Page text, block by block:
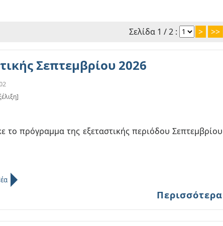
Σελίδα 1 / 2 : > >>
Σεπτεμβρίου 2026
το πρόγραμμα της εξεταστικής περιόδου Σεπτεμβρίου
Περισσότερα